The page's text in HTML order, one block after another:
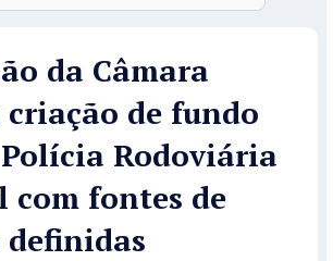
da Câmara
de fundo
Rodoviária
com fontes de